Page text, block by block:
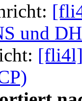
und
[fli4l]